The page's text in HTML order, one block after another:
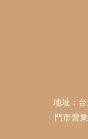
地址：
門市營